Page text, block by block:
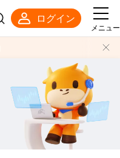
ログイン
メニュー